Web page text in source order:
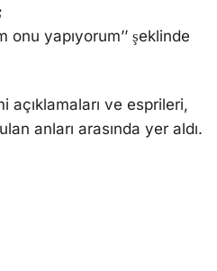
onu yapıyorum’’ şeklinde
açıklamaları ve esprileri,
anları arasında yer aldı.